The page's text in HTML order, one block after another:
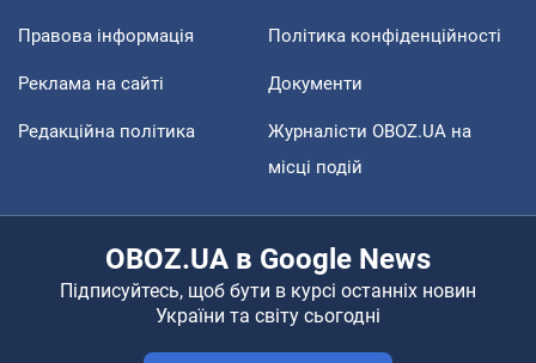
Правова інформація Політика конфіденційності
Реклама на сайті Документи
Редакційна політика
Журналісти OBOZ.UA на
місці подій
OBOZ.UA в Google News
Підписуйтесь, щоб бути в курсі останніх новин
України та світу сьогодні